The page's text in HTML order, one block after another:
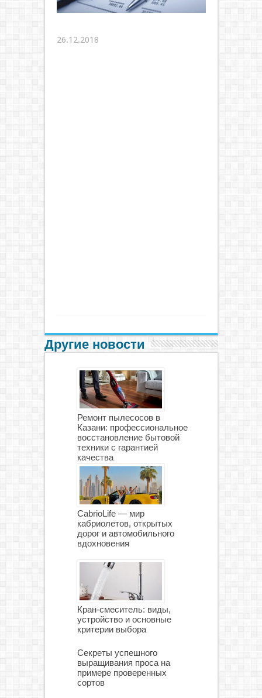
26.12.2018
Другие новости
Ремонт пылесосов в
Казани: профессиональное
восстановление бытовой
техники с гарантией
качества
CabrioLife — мир
кабриолетов, открытых
дорог и автомобильного
вдохновения
Кран-смеситель: виды,
устройство и основные
критерии выбора
Секреты успешного
выращивания проса на
примере проверенных
сортов